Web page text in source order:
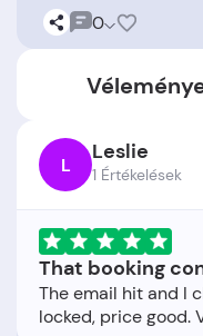
0
L Leslie
1 Értékelések
That booking
The email hit and I